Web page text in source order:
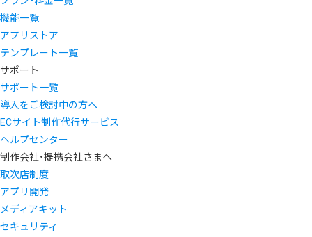
機能一覧
アプリストア
テンプレート一覧
サポート
サポート一覧
導入をご検討中の方へ
ECサイト制作代行サービス
ヘルプセンター
制作会社・提携会社さまへ
取次店制度
アプリ開発
メディアキット
セキュリティ